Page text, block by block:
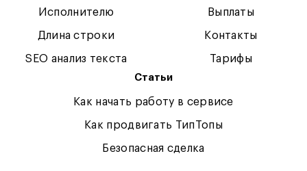
Исполнителю
Длина строки
SEO анализ текста
Выплаты
Контакты
Тарифы
Статьи
Как начать работу в сервисе
Как продвигать ТипТопы
Безопасная сделка